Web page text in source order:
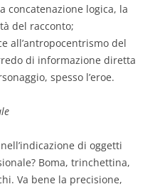
concatenazione logica, la
del racconto;
all’antropocentrismo del
di informazione diretta
spesso l’eroe.
di oggetti
Boma, trinchettina,
Va bene la precisione,